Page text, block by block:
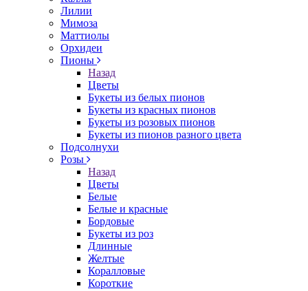
Лилии
Мимоза
Маттиолы
Орхидеи
Пионы
Назад
Цветы
Букеты из белых пионов
Букеты из красных пионов
Букеты из розовых пионов
Букеты из пионов разного цвета
Подсолнухи
Розы
Назад
Цветы
Белые
Белые и красные
Бордовые
Букеты из роз
Длинные
Желтые
Коралловые
Короткие